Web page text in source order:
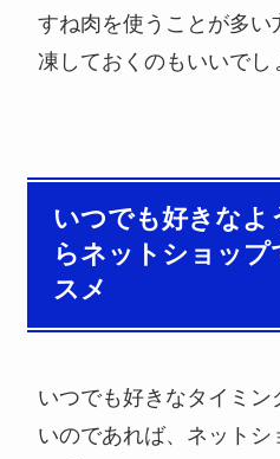
すね肉を使うことが多
凍しておくのもいいでし
いつでも好きなよ
らネットショップ
スメ
いつでも好きなタイミン
いのであれば、ネット